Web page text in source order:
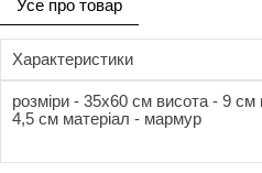
Усе про товар
Характеристики
розміри - 35x60 см висота - 9 см
4,5 см матеріал - мармур